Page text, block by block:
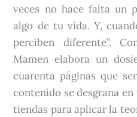
veces no hace falta un
algo de tu vida. Y,
perciben diferente”.
Mamen elabora un
cuarenta páginas que
contenido se desgrana
tiendas para aplicar la